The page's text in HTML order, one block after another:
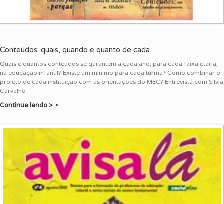
Conteúdos: quais, quando e quanto de cada
Quais e quantos conteúdos se garantem a cada ano, para cada faixa etária,
na educação infantil? Existe um mínimo para cada turma? Como combinar o
projeto de cada instituição com as orientações do MEC? Entrevista com Silvia
Carvalho
Continue lendo >